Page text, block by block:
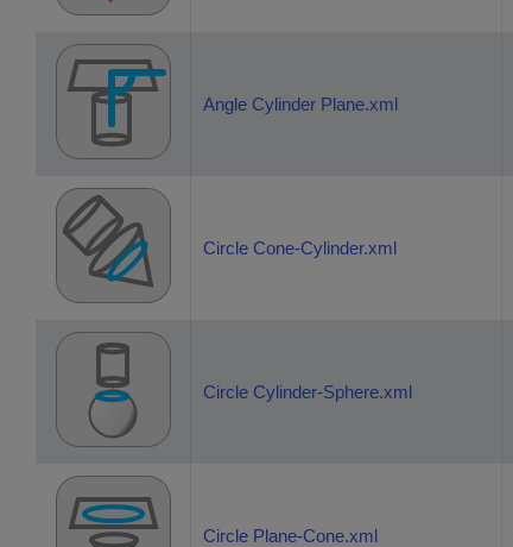
Angle Cylinder Plane.xml
Circle Cone-Cylinder.xml
Circle Cylinder-Sphere.xml
Circle Plane-Cone.xml